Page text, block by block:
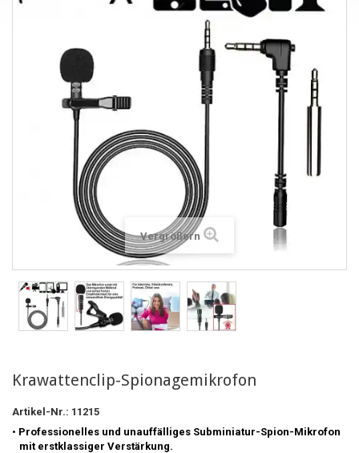
Vergrößern
Krawattenclip-Spionagemikrofon
Artikel-Nr.: 11215
• Professionelles und unauffälliges Subminiatur-Spion-Mikrofon
mit erstklassiger Verstärkung.